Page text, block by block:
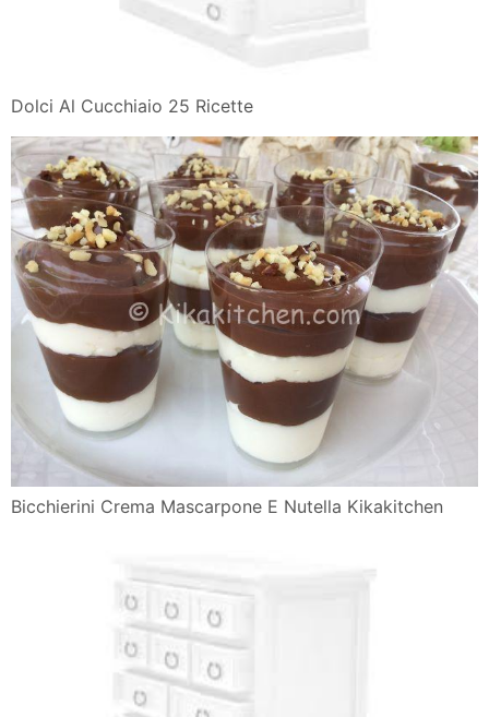
Dolci Al Cucchiaio 25 Ricette
Bicchierini Crema Mascarpone E Nutella Kikakitchen